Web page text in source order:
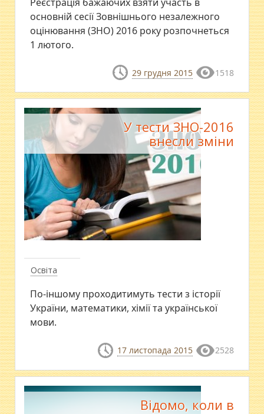
основній сесії Зовнішнього незалежного
оцінювання (ЗНО) 2016 року розпочнеться
1 лютого.
29 грудня 2015 1518
Освіта
У тести ЗНО-2016
внесли зміни
По-іншому проходитимуть тести з історії
України, математики, хімії та української
мови.
17 листопада 2015 2528
Відомо, коли в